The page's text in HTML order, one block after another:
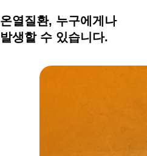
온열질환, 누구에게나
발생할 수 있습니다.